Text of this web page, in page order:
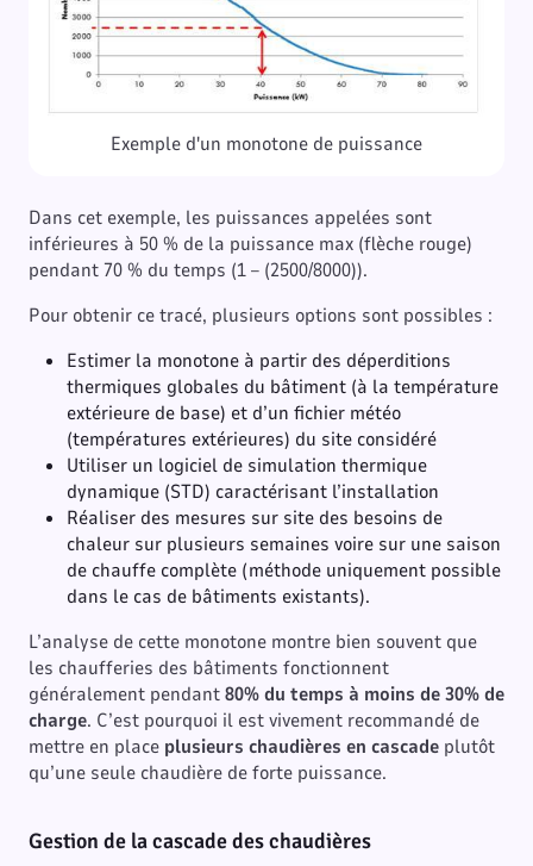
Exemple d'un monotone de puissance
Dans cet exemple, les puissances appelées sont
inférieures à 50 % de la puissance max (flèche rouge)
pendant 70 % du temps (1 – (2500/8000)).
Pour obtenir ce tracé, plusieurs options sont possibles :
Estimer la monotone à partir des déperditions
thermiques globales du bâtiment (à la température
extérieure de base) et d’un fichier météo
(températures extérieures) du site considéré
Utiliser un logiciel de simulation thermique
dynamique (STD) caractérisant l’installation
Réaliser des mesures sur site des besoins de
chaleur sur plusieurs semaines voire sur une saison
de chauffe complète (méthode uniquement possible
dans le cas de bâtiments existants).
L’analyse de cette monotone montre bien souvent que
les chaufferies des bâtiments fonctionnent
généralement pendant80% du temps à moins de 30% de
charge. C’est pourquoi il est vivement recommandé de
mettre en place plusieurs chaudières en cascade plutôt
qu’une seule chaudière de forte puissance.
Gestion de la cascade des chaudières